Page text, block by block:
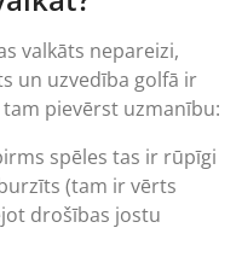
valkāts nepareizi,
un uzvedība golfā ir
pievērst uzmanību:
spēles tas ir rūpīgi
(tam ir vērts
drošības jostu